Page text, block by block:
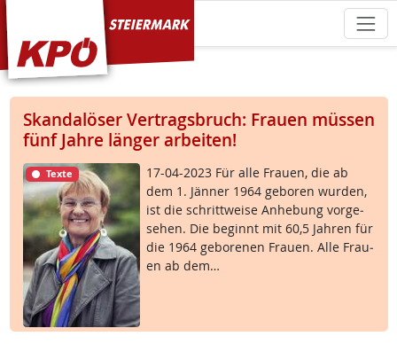
KPÖ Steiermark
Skandalöser Vertragsbruch: Frauen müssen
fünf Jahre länger arbeiten!
Texte
17-04-2023 Für al­le Frau­en, die ab
dem 1. Jän­ner 1964 ge­bo­ren wur­den,
ist die schritt­wei­se An­he­bung vor­ge­
se­hen. Die be­ginnt mit 60,5 Jah­ren für
die 1964 ge­bo­re­nen Frau­en. Al­le Frau­
en ab dem…